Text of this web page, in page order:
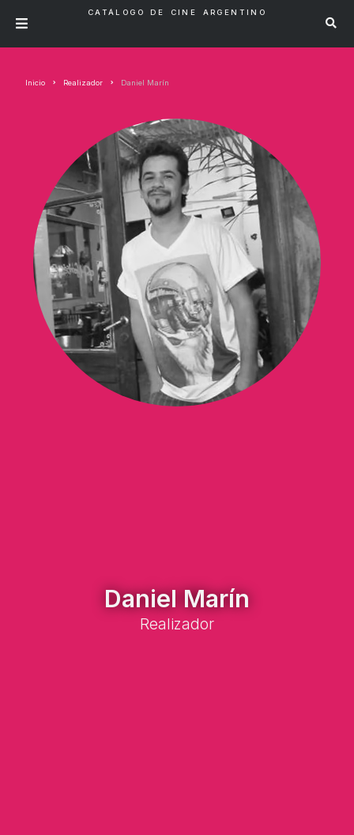
CATÁLOGO DE CINE ARGENTINO
Inicio Realizador Daniel Marín
Daniel Marín
Realizador